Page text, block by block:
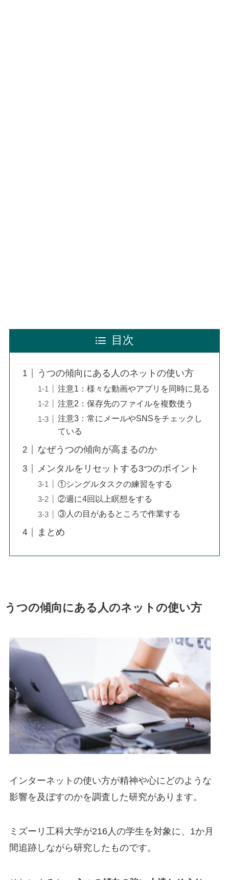
目次
うつの傾向にある人のネットの使い方
注意1：様々な動画やアプリを同時に見る
注意2：保存先のファイルを複数使う
注意3：常にメールやSNSをチェックし
ている
なぜうつの傾向が高まるのか
メンタルをリセットする3つのポイント
①シングルタスクの練習をする
②週に4回以上瞑想をする
③人の目があるところで作業する
まとめ
うつの傾向にある人のネットの使い方
インターネットの使い方が精神や心にどのような
影響を及ぼすのかを調査した研究があります。
ミズーリ工科大学が216人の学生を対象に、1か月
間追跡しながら研究したものです。